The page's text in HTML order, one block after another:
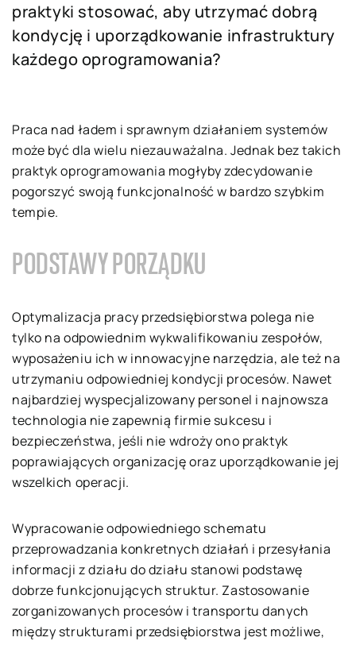
praktyki stosować, aby utrzymać dobrą
kondycję i uporządkowanie infrastruktury
każdego oprogramowania?
Praca nad ładem i sprawnym działaniem systemów
może być dla wielu niezauważalna. Jednak bez takich
praktyk oprogramowania mogłyby zdecydowanie
pogorszyć swoją funkcjonalność w bardzo szybkim
tempie.
PODSTAWY PORZĄDKU
Optymalizacja pracy przedsiębiorstwa polega nie
tylko na odpowiednim wykwalifikowaniu zespołów,
wyposażeniu ich w innowacyjne narzędzia, ale też na
utrzymaniu odpowiedniej kondycji procesów. Nawet
najbardziej wyspecjalizowany personel i najnowsza
technologia nie zapewnią firmie sukcesu i
bezpieczeństwa, jeśli nie wdroży ono praktyk
poprawiających organizację oraz uporządkowanie jej
wszelkich operacji.
Wypracowanie odpowiedniego schematu
przeprowadzania konkretnych działań i przesyłania
informacji z działu do działu stanowi podstawę
dobrze funkcjonujących struktur. Zastosowanie
zorganizowanych procesów i transportu danych
między strukturami przedsiębiorstwa jest możliwe,